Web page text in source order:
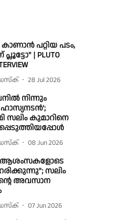
കാണാൻ പറ്റിയ പടം,
| PLUTO
28 Jul 2026
നിന്നും
സലിം കുമാറിനെ
08 Jun 2026
| "ആശംസകളോടെ
സലിം
അവസാന
07 Jun 2026